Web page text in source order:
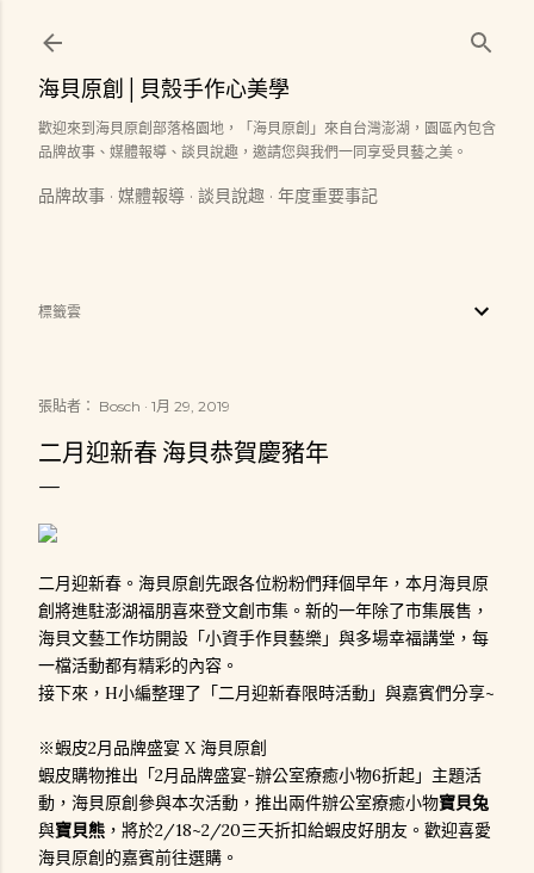
海貝原創│貝殼手作心美學
歡迎來到海貝原創部落格園地，「海貝原創」來自台灣澎湖，園區內包含
品牌故事、媒體報導、談貝說趣，邀請您與我們一同享受貝藝之美。
品牌故事 媒體報導 談貝說趣 年度重要事記
標籤雲
張貼者： Bosch 1月 29, 2019
二月迎新春 海貝恭賀慶豬年
二月迎新春。海貝原創先跟各位粉粉們拜個早年，本月海貝原
創將進駐澎湖福朋喜來登文創市集。新的一年除了市集展售，
海貝文藝工作坊開設「小資手作貝藝樂」與多場幸福講堂，每
一檔活動都有精彩的內容。
接下來，H小編整理了「二月迎新春限時活動」與嘉賓們分享~
※蝦皮2月品牌盛宴 X 海貝原創
蝦皮購物推出「2月品牌盛宴-辦公室療癒小物6折起」主題活
動，海貝原創參與本次活動，推出兩件辦公室療癒小物寶貝兔
與寶貝熊 ，將於2/18~2/20三天折扣給蝦皮好朋友。歡迎喜愛
海貝原創的嘉賓前往選購。